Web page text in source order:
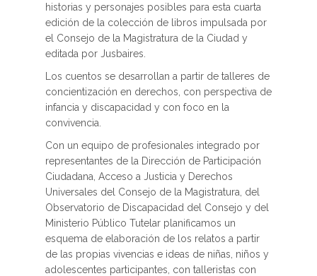
historias y personajes posibles para esta cuarta
edición de la colección de libros impulsada por
el Consejo de la Magistratura de la Ciudad y
editada por Jusbaires.
Los cuentos se desarrollan a partir de talleres de
concientización en derechos, con perspectiva de
infancia y discapacidad y con foco en la
convivencia.
Con un equipo de profesionales integrado por
representantes de la Dirección de Participación
Ciudadana, Acceso a Justicia y Derechos
Universales del Consejo de la Magistratura, del
Observatorio de Discapacidad del Consejo y del
Ministerio Público Tutelar planificamos un
esquema de elaboración de los relatos a partir
de las propias vivencias e ideas de niñas, niños y
adolescentes participantes, con talleristas con